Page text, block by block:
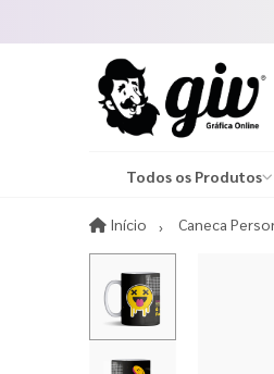
Todos os Produtos
Início InícioCaneca